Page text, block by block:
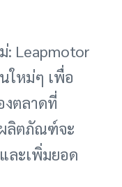
: Leapmotor
ใหม่ๆ เพื่อ
งตลาดที่
ลิตภัณฑ์จะ
ละเพิ่มยอด